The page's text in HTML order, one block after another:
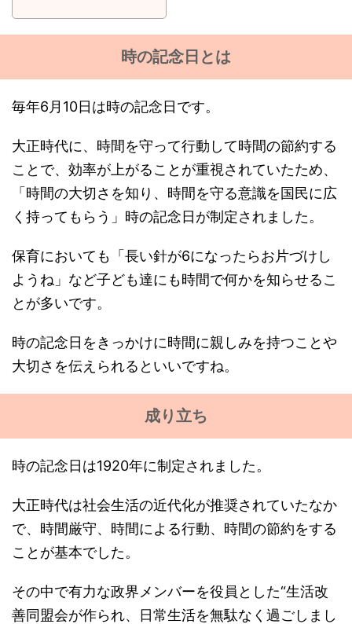
時の記念日とは
毎年6月10日は時の記念日です。
大正時代に、時間を守って行動して時間の節約する
ことで、効率が上がることが重視されていたため、
「時間の大切さを知り、時間を守る意識を国民に広
く持ってもらう」時の記念日が制定されました。
保育においても「長い針が6になったらお片づけし
ようね」など子ども達にも時間で何かを知らせるこ
とが多いです。
時の記念日をきっかけに時間に親しみを持つことや
大切さを伝えられるといいですね。
成り立ち
時の記念日は1920年に制定されました。
大正時代は社会生活の近代化が推奨されていたなか
で、時間厳守、時間による行動、時間の節約をする
ことが基本でした。
その中で有力な政界メンバーを役員とした“生活改
善同盟会が作られ、日常生活を無駄なく過ごしまし